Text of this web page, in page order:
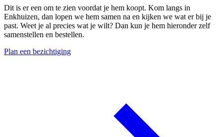
Dit is er een om te zien voordat je hem koopt. Kom langs in
Enkhuizen, dan lopen we hem samen na en kijken we wat er bij je
past. Weet je al precies wat je wilt? Dan kun je hem hieronder zelf
samenstellen en bestellen.
Plan een bezichtiging